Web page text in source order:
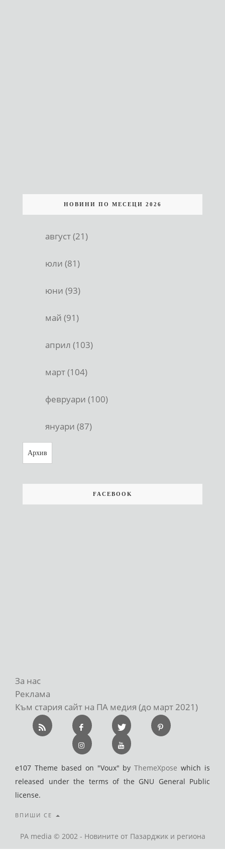
НОВИНИ ПО МЕСЕЦИ 2026
август (21)
юли (81)
юни (93)
май (91)
април (103)
март (104)
февруари (100)
януари (87)
Архив
FACEBOOK
За нас
Реклама
Към стария сайт на ПА медия (до март 2021)
e107 Theme based on "Voux" byThemeXpose which is
released under the terms of the GNU General Public
license.
ВПИШИ СЕ
PA media © 2002 - Новините от Пазарджик и региона